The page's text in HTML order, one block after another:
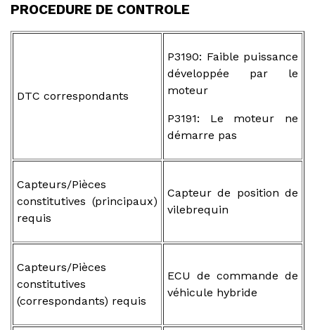
PROCEDURE DE CONTROLE
DTC correspondants
P3190: Faible puissance
développée par le
moteur
P3191: Le moteur ne
démarre pas
Capteurs/Pièces
constitutives (principaux)
requis
Capteur de position de
vilebrequin
Capteurs/Pièces
constitutives
(correspondants) requis
ECU de commande de
véhicule hybride